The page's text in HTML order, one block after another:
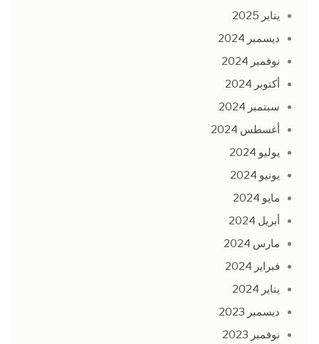
يناير 2025
ديسمبر 2024
نوفمبر 2024
أكتوبر 2024
سبتمبر 2024
أغسطس 2024
يوليو 2024
يونيو 2024
مايو 2024
أبريل 2024
مارس 2024
فبراير 2024
يناير 2024
ديسمبر 2023
نوفمبر 2023